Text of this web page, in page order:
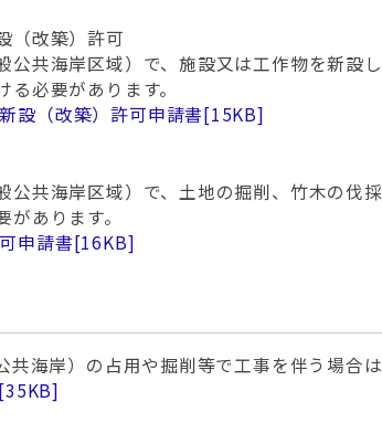
（改築）許可
公共海岸区域）で、施設又は工作物を新設
必要があります。
設（改築）許可申請書[15KB]
公共海岸区域）で、土地の掘削、竹木の伐
あります。
申請書[16KB]
共海岸）の占用や掘削等で工事を伴う場合
[35KB]